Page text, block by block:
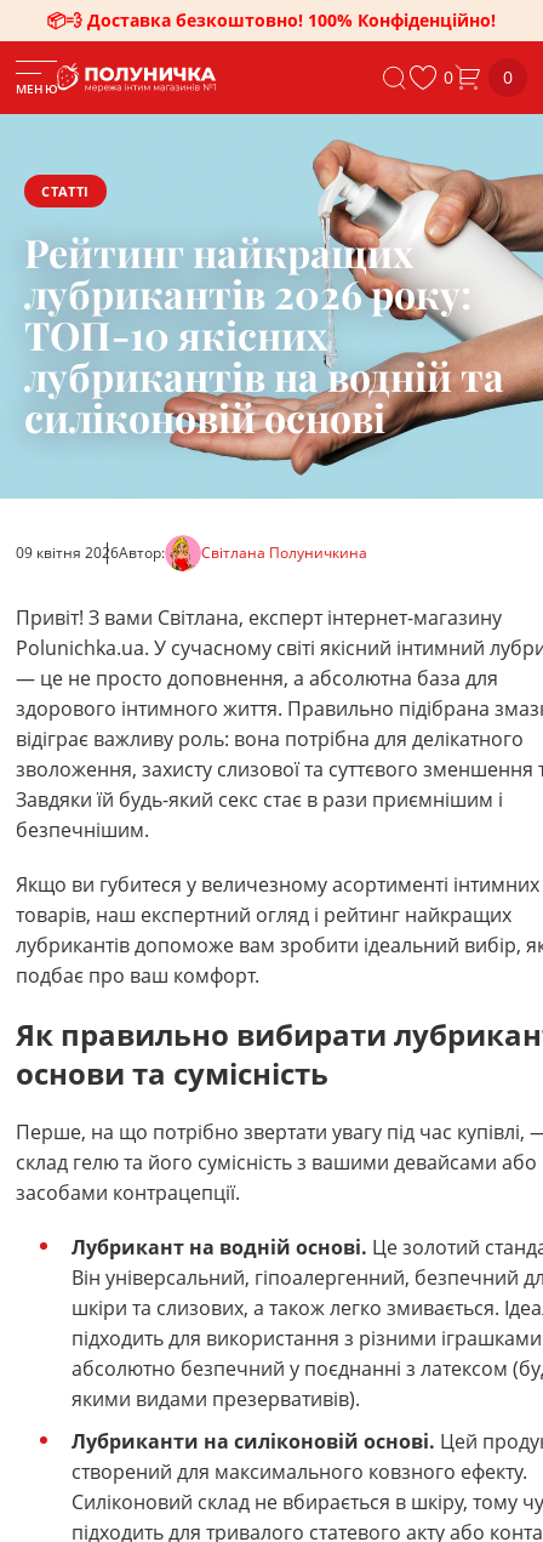
📦💨 Доставка безкоштовно! 100% Конфіденційно!
МЕНЮ 0 0
СТАТТІ
Рейтинг найкращих
лубрикантів 2026 року:
ТОП-10 якісних
лубрикантів на водній та
силіконовій основі
09 квітня 2026Автор: Світлана Полуничкина
Привіт! З вами Світлана, експерт інтернет-магазину
Polunichka.ua. У сучасному світі якісний інтимний
— це не просто доповнення, а абсолютна база для
здорового інтимного життя. Правильно підібрана
відіграє важливу роль: вона потрібна для делікатного
зволоження, захисту слизової та суттєвого зменшення
Завдяки їй будь-який секс стає в рази приємнішим і
безпечнішим.
Якщо ви губитеся у величезному асортименті інтимних
товарів, наш експертний огляд і рейтинг найкращих
лубрикантів допоможе вам зробити ідеальний вибір,
подбає про ваш комфорт.
Як правильно вибирати
основи та сумісність
Перше, на що потрібно звертати увагу під час купівлі,
склад гелю та його сумісність з вашими девайсами або
засобами контрацепції.
Лубрикант на водній основі. Це золотий
Він універсальний, гіпоалергенний, безпечний
шкіри та слизових, а також легко змивається.
підходить для використання з різними
абсолютно безпечний у поєднанні з латексом
якими видами презервативів).
Лубриканти на силіконовій основі. Цей
створений для максимального ковзного ефекту.
Силіконовий склад не вбирається в шкіру, тому
підходить для тривалого статевого акту або